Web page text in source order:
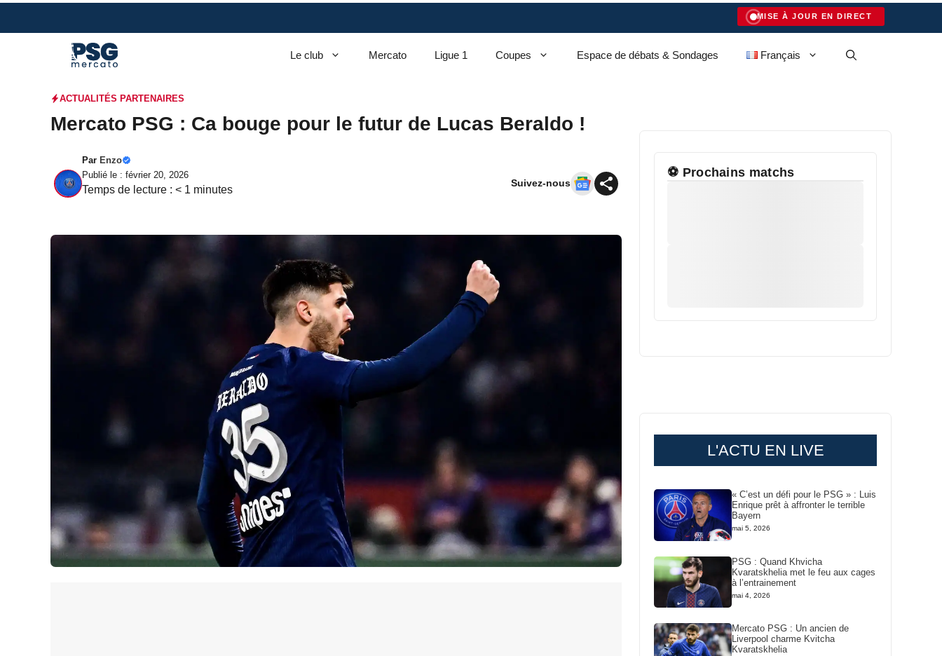
MISE À JOUR EN DIRECT
Le club Mercato Ligue 1 Coupes Espace de débats & Sondages Français
ACTUALITÉS PARTENAIRES
Mercato PSG : Ca bouge pour le futur de Lucas Beraldo !
Par Enzo
Publié le : février 20, 2026
Temps de lecture : < 1 minutes
Suivez-nous
⚽ Prochains matchs
L'ACTU EN LIVE
« C’est un défi pour le PSG » : Luis
Enrique prêt à affronter le terrible
Bayern
mai 5, 2026
PSG : Quand Khvicha
Kvaratskhelia met le feu aux cages
à l’entrainement
mai 4, 2026
Mercato PSG : Un ancien de
Liverpool charme Kvitcha
Kvaratskhelia